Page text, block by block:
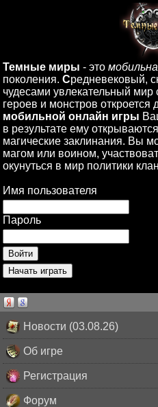
Темные миры - это
поколения. Средневековый,
чудесами увлекательный
героев и монстров
мобильной онлайн игры
в результате ему
магические заклинания. Вы
магом или воином,
окунуться в мир политики
Имя пользователя
Пароль
Новости (03.08.26)
Об игре
Регистрация
Форум